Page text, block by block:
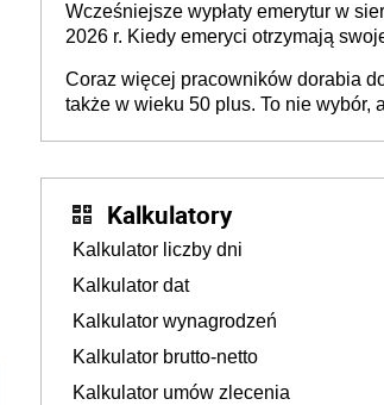
dłużej, ale czy jest w stanie?
45+ to siła napędowa gospodarki
Wcześniejsze wypłaty emerytur w
2026 r. Kiedy emeryci otrzymają
Coraz więcej pracowników dorabia
także w wieku 50 plus. To nie wybór,
Kalkulatory
Kalkulator liczby dni
Kalkulator dat
Kalkulator wynagrodzeń
Kalkulator brutto-netto
Kalkulator umów zlecenia